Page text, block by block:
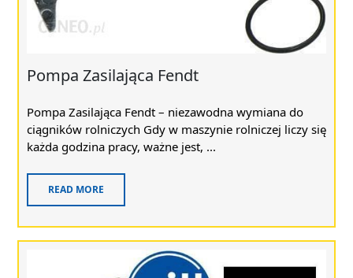
Pompa Zasilająca Fendt
Pompa Zasilająca Fendt – niezawodna wymiana do
ciągników rolniczych Gdy w maszynie rolniczej liczy się
każda godzina pracy, ważne jest, ...
READ MORE